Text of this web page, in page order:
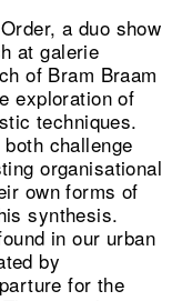
a duo show
at galerie
of Bram Braam
exploration of
techniques.
challenge
organisational
own forms of
synthesis.
in our urban
by
for the